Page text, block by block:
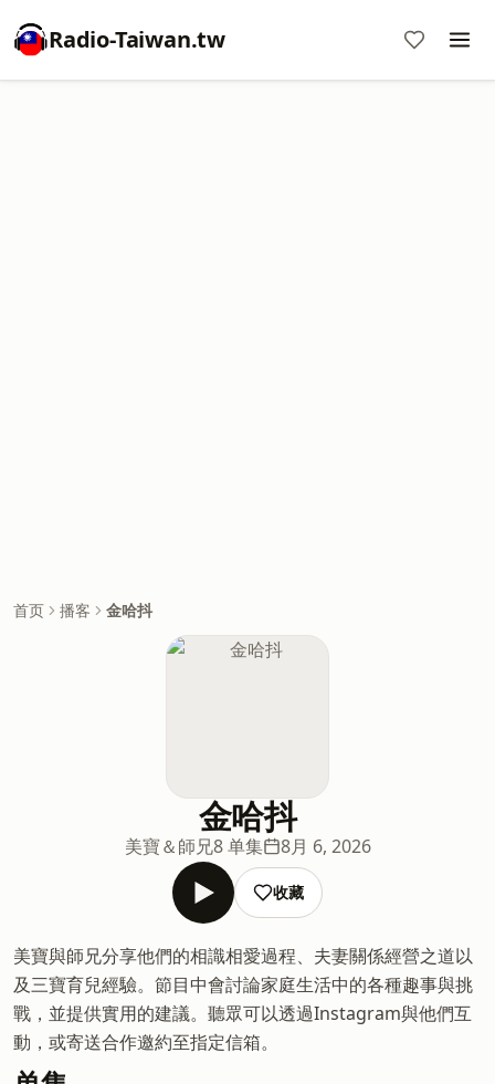
Radio-Taiwan.tw
首页 播客 金哈抖
金哈抖
美寶＆師兄8 单集 8月 6, 2026
收藏
美寶與師兄分享他們的相識相愛過程、夫妻關係經營之道以
及三寶育兒經驗。節目中會討論家庭生活中的各種趣事與挑
戰，並提供實用的建議。聽眾可以透過Instagram與他們互
動，或寄送合作邀約至指定信箱。